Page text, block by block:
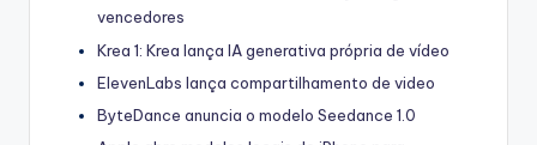
vencedores
Krea 1: Krea lança IA generativa própria de vídeo
ElevenLabs lança compartilhamento de video
ByteDance anuncia o modelo Seedance 1.0